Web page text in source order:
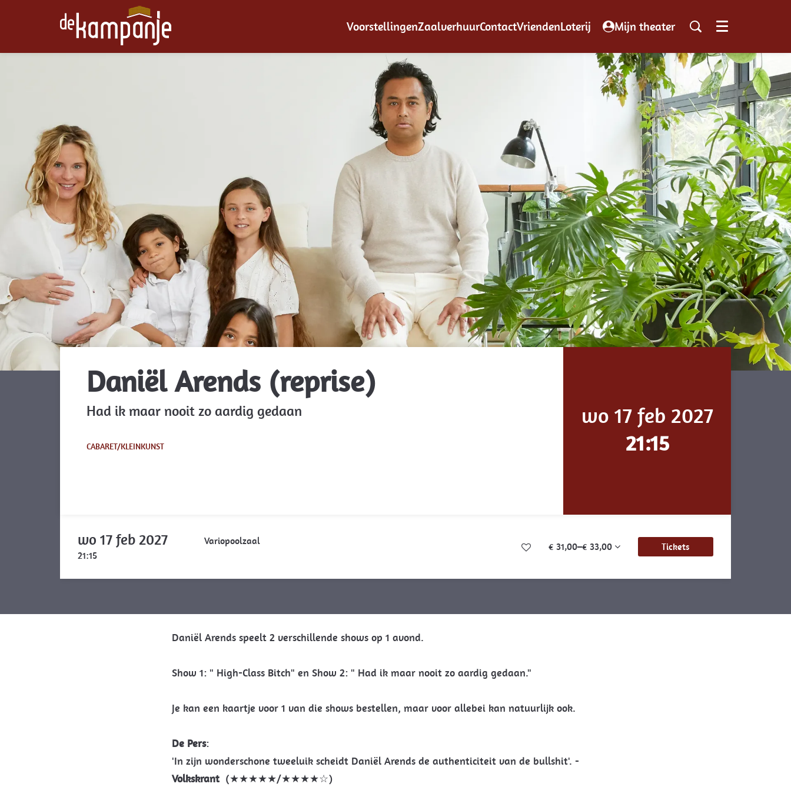
VoorstellingenZaalverhuurContactVriendenLoterij Mijn theater Menu
Daniël Arends (reprise)
Had ik maar nooit zo aardig gedaan
CABARET/KLEINKUNST
wo 17 feb 2027
21:15
wo 17 feb 2027
21:15
Variopoolzaal
€ 31,00–€ 33,00 Tickets
Daniël Arends speelt 2 verschillende shows op 1 avond.
Show 1: " High-Class Bitch" en Show 2: " Had ik maar nooit zo aardig gedaan."
Je kan een kaartje voor 1 van die shows bestellen, maar voor allebei kan natuurlijk ook.
De Pers:
'In zijn wonderschone tweeluik scheidt Daniël Arends de authenticiteit van de bullshit'. -
Volkskrant (★★★★★/★★★★☆)